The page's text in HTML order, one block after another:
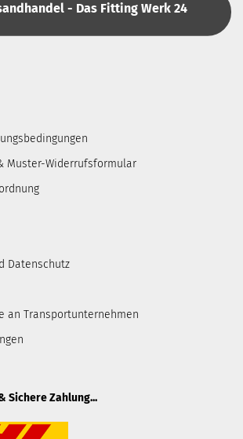
- Das Fitting Werk 24
Muster-Widerrufsformular
Datenschutz
an Transportunternehmen
Sichere Zahlung...